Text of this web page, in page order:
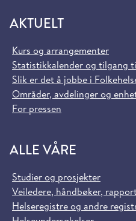
AKTUELT
Kurs og arrangementer
Statistikkalender og tilgang
Slik er det å jobbe i
Områder, avdelinger og
For pressen
ALLE VÅRE
Studier og prosjekter
Veiledere, håndbøker,
Helseregistre og andre